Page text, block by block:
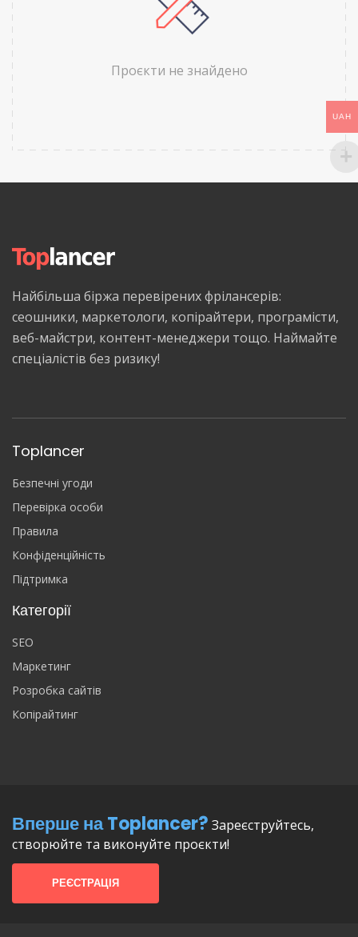
Проєкти не знайдено
Найбільша біржа перевірених фрілансерів:
сеошники, маркетологи, копірайтери, програмісти,
веб-майстри, контент-менеджери тощо. Наймайте
спеціалістів без ризику!
Toplancer
Безпечні угоди
Перевірка особи
Правила
Конфіденційність
Підтримка
Категорії
SEO
Маркетинг
Розробка сайтів
Копірайтинг
Вперше на Toplancer? Зареєструйтесь,
створюйте та виконуйте проєкти!
РЕЄСТРАЦІЯ
UAH